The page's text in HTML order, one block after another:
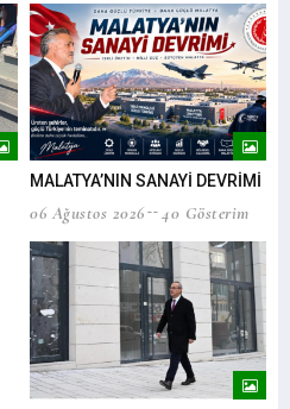
MALATYA’NIN SANAYİ DEVRİMİ
06 Ağustos 2026 40 Gösterim